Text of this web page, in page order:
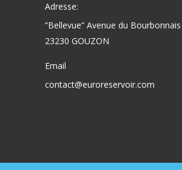
Adresse:
”Bellevue” Avenue du Bourbonnais
23230 GOUZON
Email
contact@euroreservoir.com